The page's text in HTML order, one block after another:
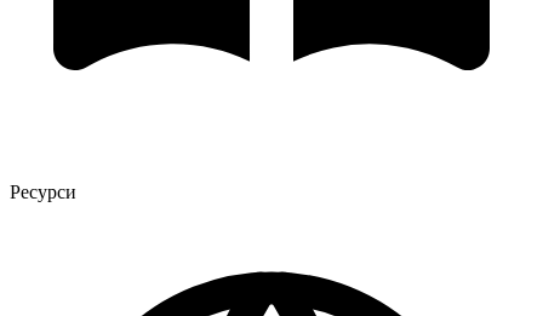
Ресурси